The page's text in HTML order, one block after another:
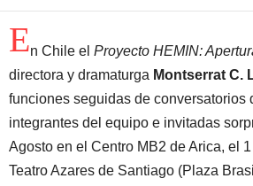
En Chile el Proyecto HEMIN:
directora y dramaturga Montserrat C.
funciones seguidas de conversatorios
integrantes del equipo e invitadas
Agosto en el Centro MB2 de Arica, el
Teatro Azares de Santiago (Plaza